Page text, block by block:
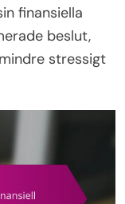
finansiella
beslut,
stressigt